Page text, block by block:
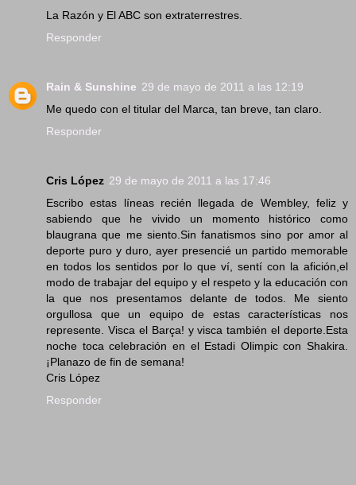
La Razón y El ABC son extraterrestres.
Responder
Rain & Sunshine 29 de mayo de 2011 a las 12:19
Me quedo con el titular del Marca, tan breve, tan claro.
Responder
Cris López 29 de mayo de 2011 a las 17:46
Escribo estas líneas recién llegada de Wembley, feliz y
sabiendo que he vivido un momento histórico como
blaugrana que me siento.Sin fanatismos sino por amor al
deporte puro y duro, ayer presencié un partido memorable
en todos los sentidos por lo que ví, sentí con la afición,el
modo de trabajar del equipo y el respeto y la educación con
la que nos presentamos delante de todos. Me siento
orgullosa que un equipo de estas características nos
represente. Visca el Barça! y visca también el deporte.Esta
noche toca celebración en el Estadi Olimpic con Shakira.
¡Planazo de fin de semana!
Cris López
Responder